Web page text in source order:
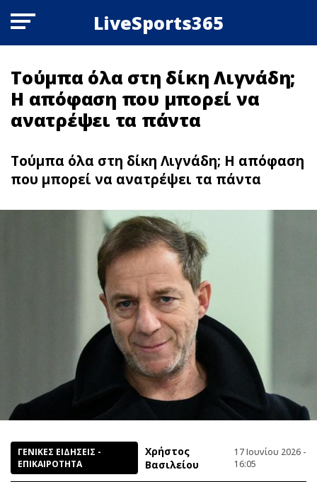
LiveSports365
Τούμπα όλα στη δίκη Λιγνάδη;
Η απόφαση που μπορεί να
ανατρέψει τα πάντα
Τούμπα όλα στη δίκη Λιγνάδη; Η απόφαση
που μπορεί να ανατρέψει τα πάντα
ΓΕΝΙΚΕΣ ΕΙΔΗΣΕΙΣ -
ΕΠΙΚΑΙΡΟΤΗΤΑ
Χρήστος
Βασιλείου
17 Ιουνίου 2026 -
16:05